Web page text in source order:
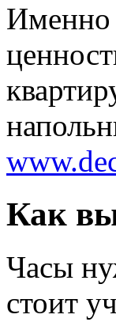
Именно
Как
Часы
стоит